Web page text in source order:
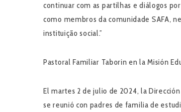
continuar com as partilhas e diálogos
como membros da comunidade SAFA,
instituição social.”
Pastoral Familiar Taborin en la Misión
El martes 2 de julio de 2024, la
se reunió con padres de familia de